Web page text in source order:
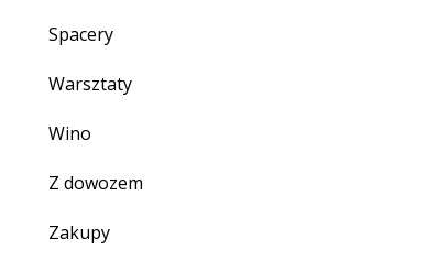
Spacery
Warsztaty
Wino
Z dowozem
Zakupy